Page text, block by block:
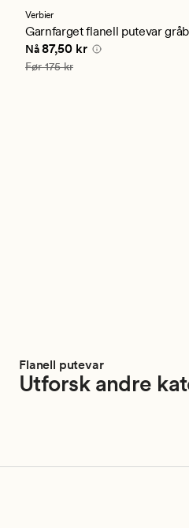
en
gjennomsnittlig
vurdering
på
5
Verbier
Garnfarget flanell putevar
Nåværende pris
Nå87,50 kr
Vanlig pris
Før175 kr
Flanell putevar
Utforsk andre